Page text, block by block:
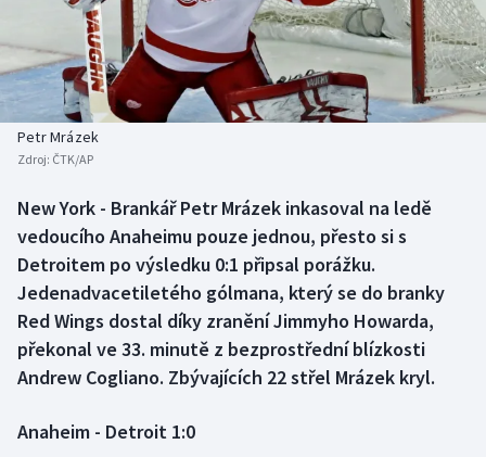
Americký fotbal
Baseball a softbal
Basketbal
Biatlon
Boby a skeleton
Box
Curling
Dostihy
Florbal
NEPŘEHLÉDNĚTE
Soutěže
Historické návraty
Aplikace ČT sport
AZ kvíz
Petr Mrázek
Zdroj: ČTK/AP
New York - Brankář Petr Mrázek inkasoval na ledě
vedoucího Anaheimu pouze jednou, přesto si s
Detroitem po výsledku 0:1 připsal porážku.
Jedenadvacetiletého gólmana, který se do branky
Red Wings dostal díky zranění Jimmyho Howarda,
překonal ve 33. minutě z bezprostřední blízkosti
Andrew Cogliano. Zbývajících 22 střel Mrázek kryl.
Anaheim - Detroit 1:0